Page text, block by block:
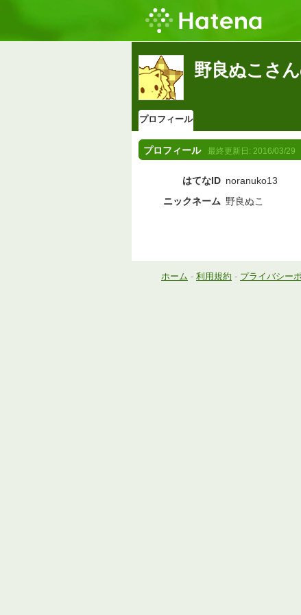
野良ぬこさ
プロフィール
プロフィール 最終更新日: 2016/03/29
はてなID noranuko13
ニックネーム 野良ぬこ
ホーム - 利用規約 - プライバシー